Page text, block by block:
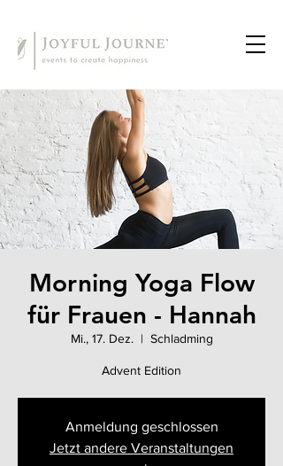
Morning Yoga Flow
für Frauen - Hannah
Mi., 17. Dez.
  |
Schladming
Advent Edition
Anmeldung geschlossen
Jetzt andere Veranstaltungen